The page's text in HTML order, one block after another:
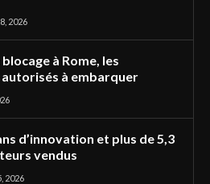
2026
à Rome, les
à embarquer
d’innovation et plus de 5,3
vendus
2026